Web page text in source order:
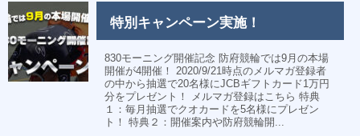
特別キャンペーン実施！
830モーニング開催記念 防府競輪では9月の本場
開催が4開催！ 2020/9/21時点のメルマガ登録者
の中から抽選で20名様にJCBギフトカード1万円
分をプレゼント！ メルマガ登録はこちら 特典
１：毎月抽選でクオカードを5名様にプレゼン
ト！ 特典２：開催案内や防府競輪開...